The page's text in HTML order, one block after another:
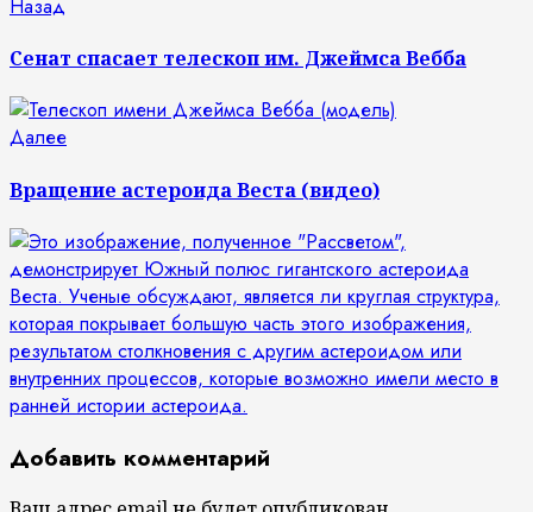
Продолжить
чтение
Назад
Сенат спасает телескоп им. Джеймса Вебба
ДалееСледующая
Вращение астероида Веста (видео)
Добавить комментарий